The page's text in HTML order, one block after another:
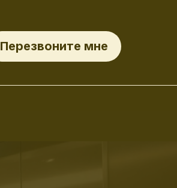
Перезвоните мне